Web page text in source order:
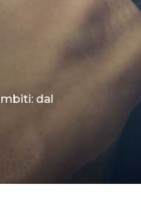
dal